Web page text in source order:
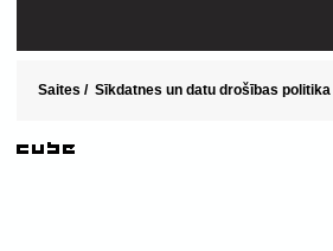
Saites / Sīkdatnes un datu drošības politika